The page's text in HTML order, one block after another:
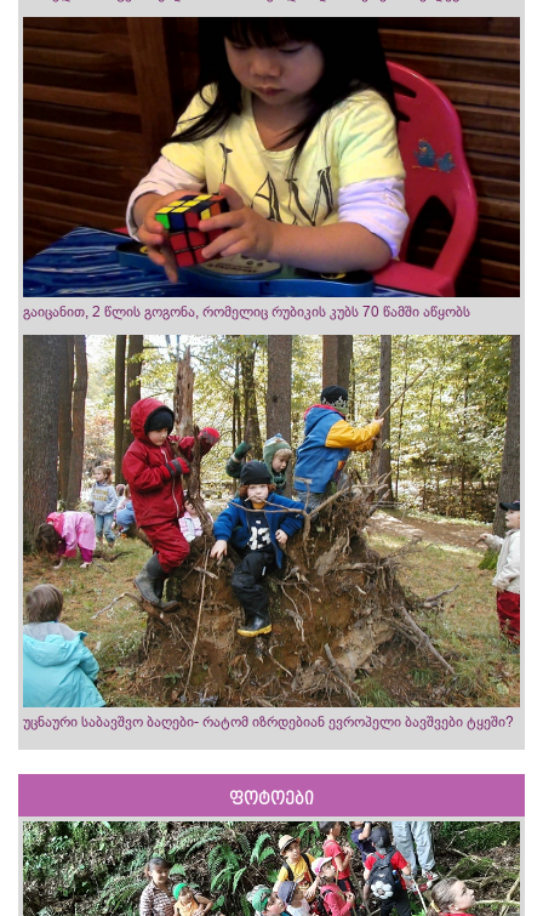
გაიცანით, 2 წლის გოგონა, რომელიც რუბიკის კუბს 70 წამში აწყობს
უცნაური საბავშვო ბაღები- რატომ იზრდებიან ევროპელი ბავშვები ტყეში?
ფოტოები